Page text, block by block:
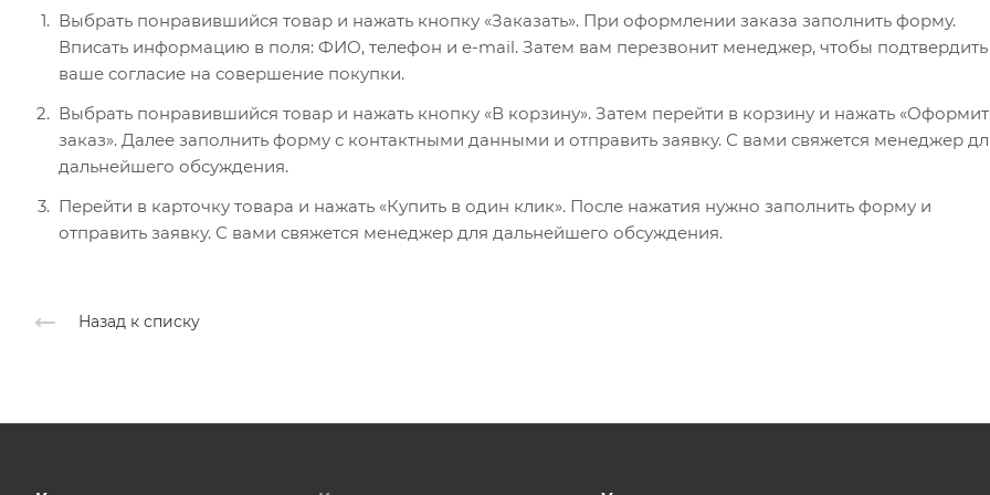
Выбрать понравившийся товар и нажать кнопку «Заказать». При оформлении заказа заполнить форму.
Вписать информацию в поля: ФИО, телефон и e-mail. Затем вам перезвонит менеджер, чтобы подтвердить
ваше согласие на совершение покупки.
Выбрать понравившийся товар и нажать кнопку «В корзину». Затем перейти в корзину и нажать
заказ». Далее заполнить форму с контактными данными и отправить заявку. С вами свяжется менеджер
дальнейшего обсуждения.
Перейти в карточку товара и нажать «Купить в один клик». После нажатия нужно заполнить форму и
отправить заявку. С вами свяжется менеджер для дальнейшего обсуждения.
Назад к списку